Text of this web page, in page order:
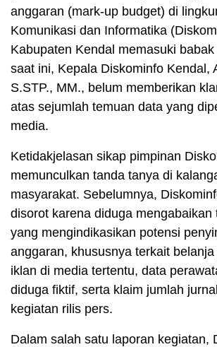
anggaran (mark-up budget) di
Komunikasi dan Informatika
Kabupaten Kendal memasuki
saat ini, Kepala Diskominfo Kendal,
S.STP., MM., belum memberikan
atas sejumlah temuan data yang
media.
Ketidakjelasan sikap pimpinan
memunculkan tanda tanya di
masyarakat. Sebelumnya,
disorot karena diduga mengabaikan
yang mengindikasikan potensi
anggaran, khususnya terkait
iklan di media tertentu, data
diduga fiktif, serta klaim jumlah
kegiatan rilis pers.
Dalam salah satu laporan kegiatan,